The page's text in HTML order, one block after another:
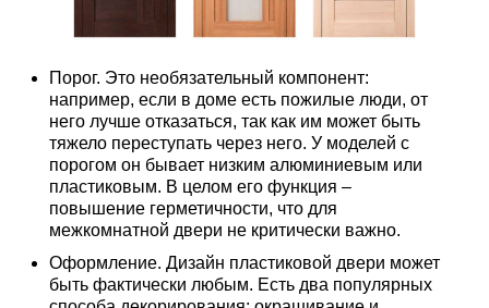
Порог. Это необязательный компонент:
например, если в доме есть пожилые люди, от
него лучше отказаться, так как им может быть
тяжело переступать через него. У моделей с
порогом он бывает низким алюминиевым или
пластиковым. В целом его функция –
повышение герметичности, что для
межкомнатной двери не критически важно.
Оформление. Дизайн пластиковой двери может
быть фактически любым. Есть два популярных